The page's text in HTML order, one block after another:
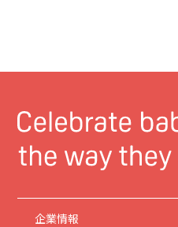
企業情報